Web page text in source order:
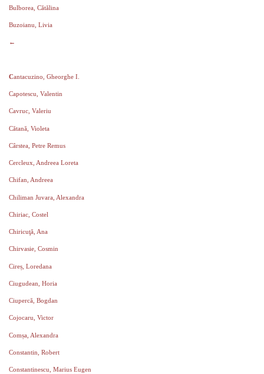
Bulborea, Cătălina
Buzoianu, Livia
←
Cantacuzino, Gheorghe I.
Capotescu, Valentin
Cavruc, Valeriu
Cătană, Violeta
Cârstea, Petre Remus
Cercleux, Andreea Loreta
Chifan, Andreea
Chiliman Juvara, Alexandra
Chiriac, Costel
Chiricuţă, Ana
Chirvasie, Cosmin
Cireș, Loredana
Ciugudean, Horia
Ciupercă, Bogdan
Cojocaru, Victor
Comșa, Alexandra
Constantin, Robert
Constantinescu, Marius Eugen